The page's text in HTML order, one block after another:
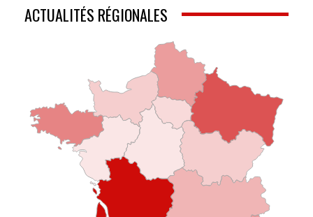
ACTUALITÉS RÉGIONALES